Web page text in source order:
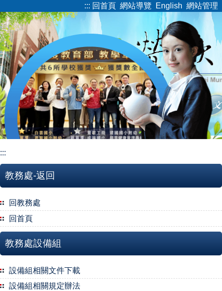
到
主
要
內
容
區
::: 回首頁 網站導覽 English 網站管理
:::
教務處-返回
回教務處
回首頁
教務處設備組
設備組相關文件下載
設備組相關規定辦法